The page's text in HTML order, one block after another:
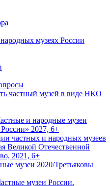
музеях России
частный музей в виде НКО
и народные музеи
2027, 6+
частных и народных музеев
Великой Отечественной
2021, 6+
музеи 2020/Третьяковы
музеи России.